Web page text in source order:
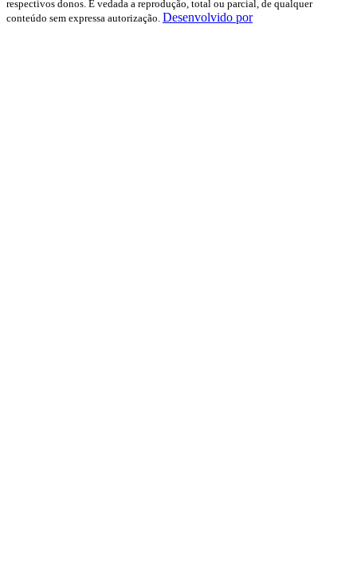
respectivos donos. É vedada a reprodução, total ou parcial, de qualquer
conteúdo sem expressa autorização. Desenvolvido por